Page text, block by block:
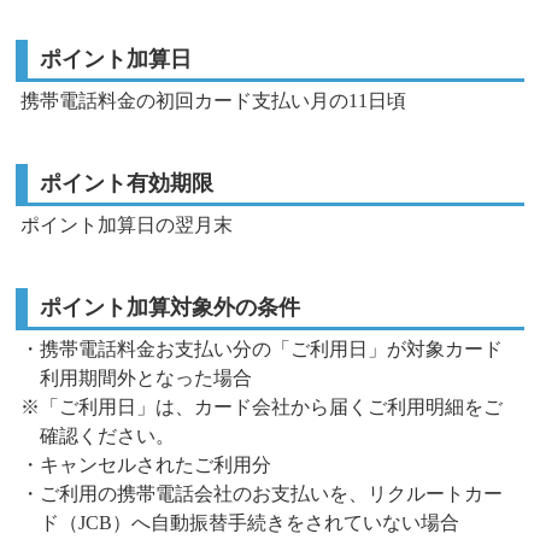
ポイント加算日
携帯電話料金の初回カード支払い月の11日頃
ポイント有効期限
ポイント加算日の翌月末
ポイント加算対象外の条件
・携帯電話料金お支払い分の「ご利用日」が対象カード
利用期間外となった場合
※「ご利用日」は、カード会社から届くご利用明細をご
確認ください。
・キャンセルされたご利用分
・ご利用の携帯電話会社のお支払いを、リクルートカー
ド（JCB）へ自動振替手続きをされていない場合